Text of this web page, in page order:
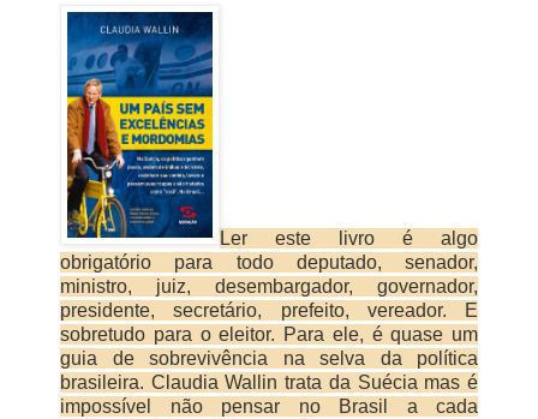
Ler este livro é algo
obrigatório para todo deputado, senador,
ministro, juiz, desembargador, governador,
presidente, secretário, prefeito, vereador. E
sobretudo para o eleitor. Para ele, é quase um
guia de sobrevivência na selva da política
brasileira. Claudia Wallin trata da Suécia mas é
impossível não pensar no Brasil a cada